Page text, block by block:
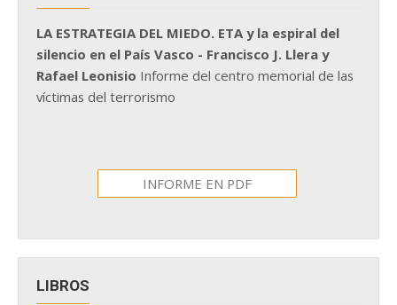
LA ESTRATEGIA DEL MIEDO. ETA y la espiral del
silencio en el País Vasco - Francisco J. Llera y
Rafael Leonisio Informe del centro memorial de las
víctimas del terrorismo
INFORME EN PDF
LIBROS